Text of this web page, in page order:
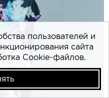
пользователей и
сайта
Cookie-файлов.